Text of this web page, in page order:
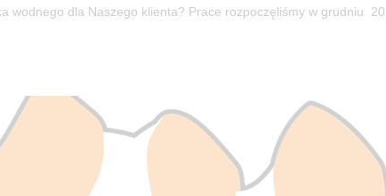
wodnego dla Naszego klienta? Prace rozpoczęliśmy w grudniu